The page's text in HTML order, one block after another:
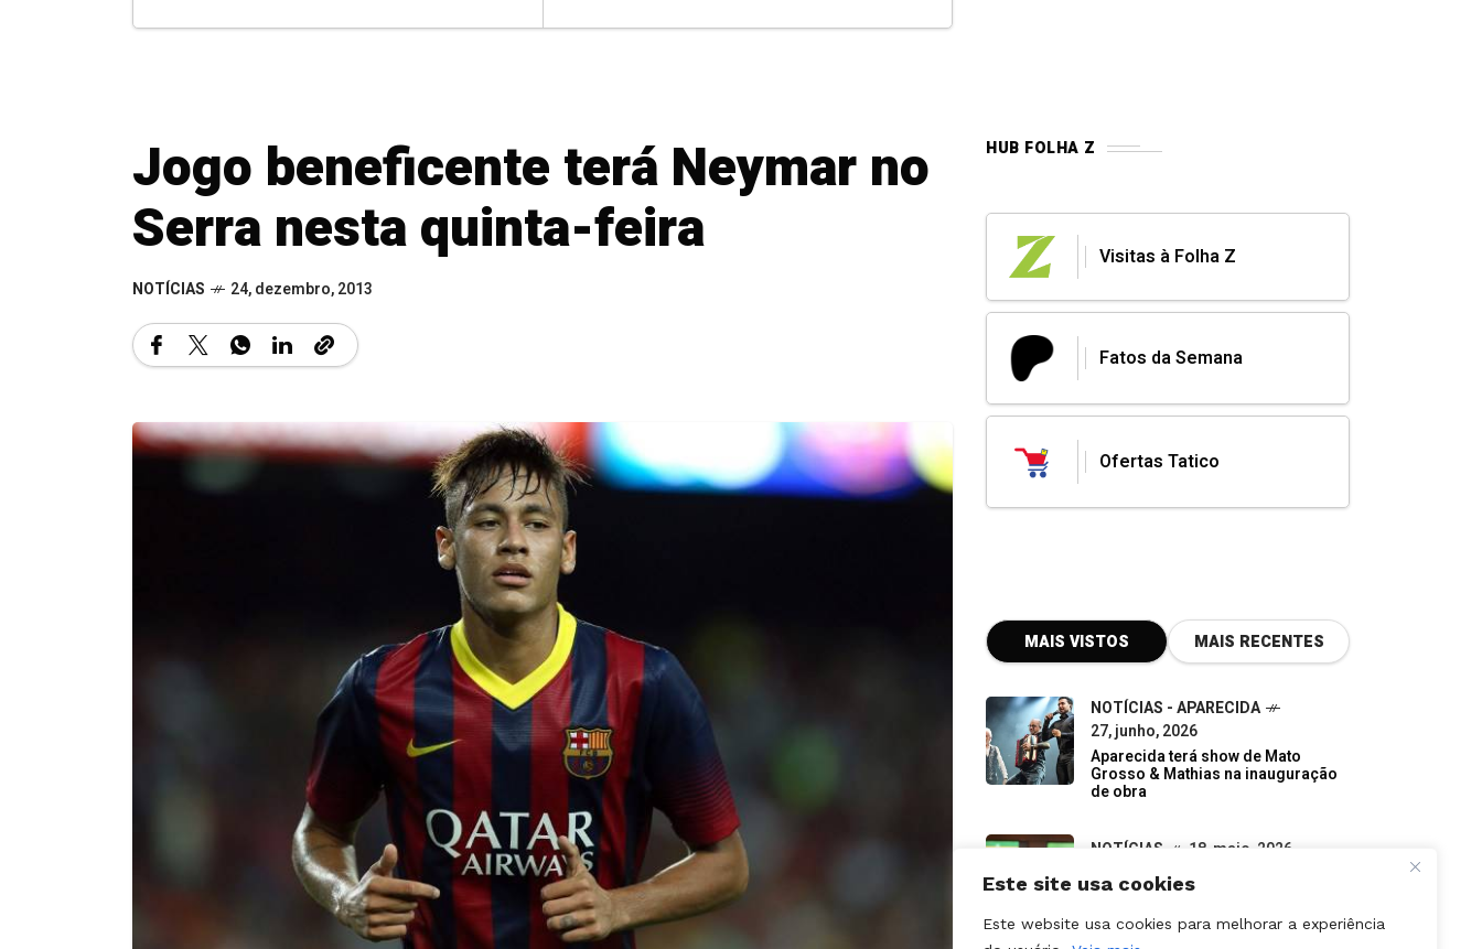
Este site usa cookies
Este website usa cookies para melhorar a experiência
Jogo beneficente terá Neymar no
Serra nesta quinta-feira
NOTÍCIAS 24, dezembro, 2013
HUB FOLHA Z
Visitas à Folha Z
Fatos da Semana
Ofertas Tatico
NOTÍCIAS - APARECIDA
Aparecida terá show de Mato
Grosso & Mathias na inauguração
de obra
NOTÍCIAS
suplência em meio à disputa por
vagas ao Senado
07, junho, 2026